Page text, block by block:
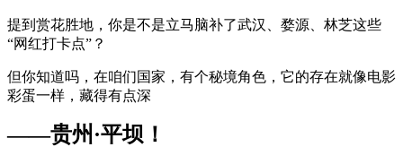
提到赏花胜地，你是不是立马脑补了武汉、婺源、林芝这些
“网红打卡点”？
但你知道吗，在咱们国家，有个秘境角色，它的存在就像电影
彩蛋一样，藏得有点深
——贵州·平坝！